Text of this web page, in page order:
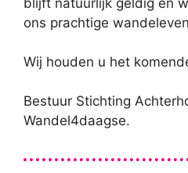
ons prachtige
Wij houden u het
Bestuur Stichting
Wandel4daagse.